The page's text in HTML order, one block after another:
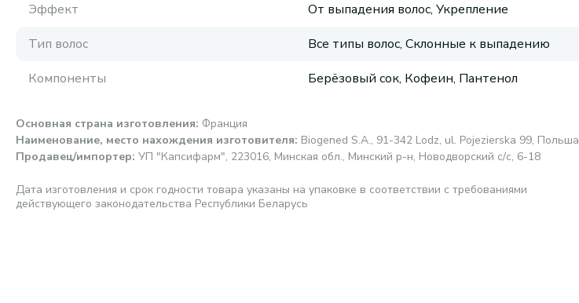
Эффект
От выпадения волос, Укрепление
Тип волос
Все типы волос, Склонные к выпадению
Компоненты
Берёзовый сок, Кофеин, Пантенол
Основная страна изготовления: Франция
Наименование, место нахождения изготовителя: Biogened S.A., 91-342 Lodz, ul. Pojezierska 99, Польша
Продавец/импортер: УП "Капсифарм", 223016, Минская обл., Минский р-н, Новодворский с/с, 6-18
Дата изготовления и срок годности товара указаны на упаковке в соответствии с требованиями
действующего законодательства Республики Беларусь